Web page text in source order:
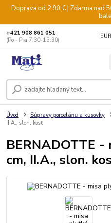
Doprava od 2,90 € | Zdarma nad
EUR
+421 908 861 051
(Po - Pia 7:30-15:30)
Úvod Súpravy porcelánu a kusovky
II.A., slon. kosť
BERNADOTTE
cm, II.A., slon.